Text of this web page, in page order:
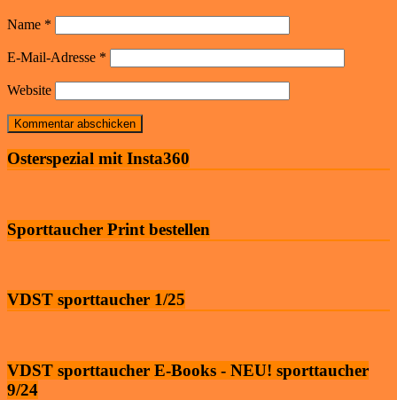
Name *
E-Mail-Adresse *
Website
Osterspezial mit Insta360
Sporttaucher Print bestellen
VDST sporttaucher 1/25
VDST sporttaucher E-Books - NEU! sporttaucher
9/24